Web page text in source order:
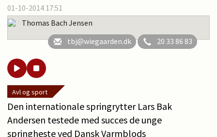
01-10-2014 17:51
Thomas Bach Jensen
tbj@wiegaarden.dk
20 33 86 83
Avl og sport
Den internationale springrytter Lars Bak
Andersen testede med succes de unge
springheste ved Dansk Varmblods